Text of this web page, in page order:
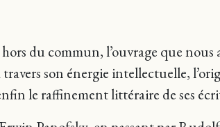
du commun, l’ouvrage que nous
travers son énergie intellectuelle,
le raffinement littéraire de ses